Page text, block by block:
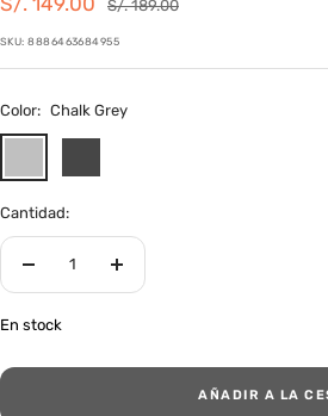
de
venta
Precio
S/. 189.00
SKU:8886463684955
Color: Chalk Grey
Grey
Grey
Cantidad:
Decrecer
Aumentar
En stock
AÑADIR A LA